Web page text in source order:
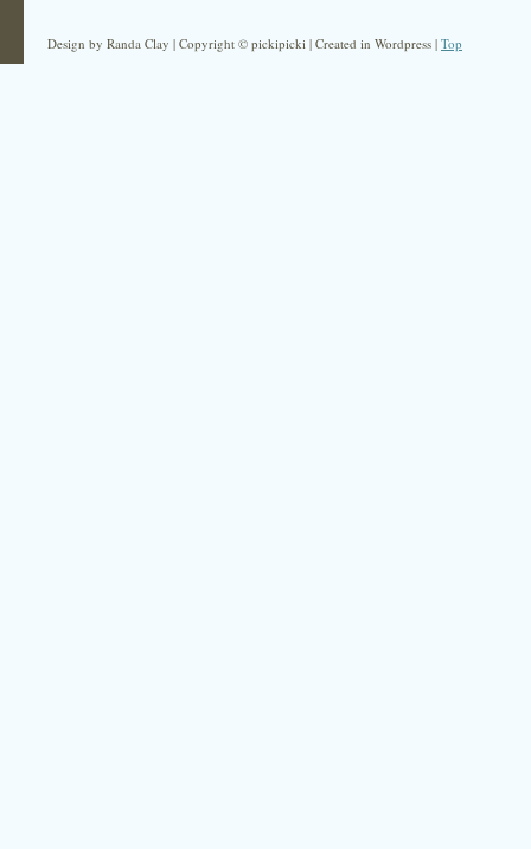
Design by Randa Clay | Copyright © pickipicki | Created in Wordpress | Top